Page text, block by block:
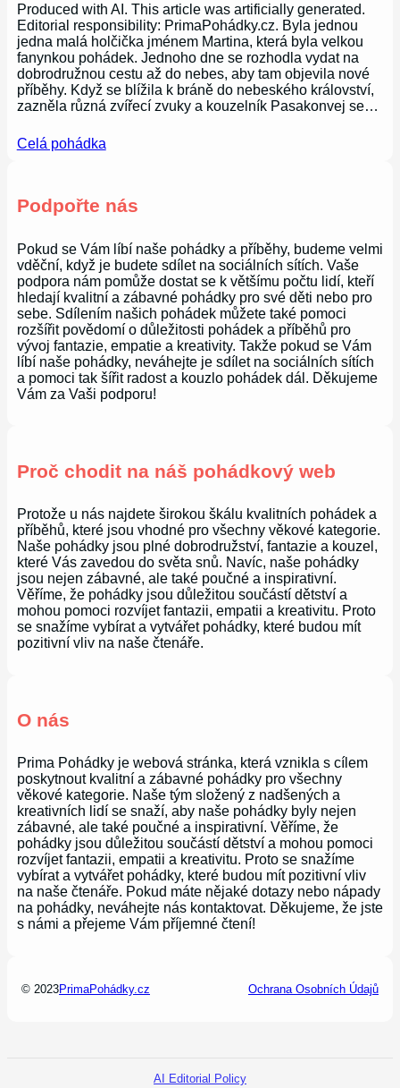
Produced with AI. This article was artificially generated.
Editorial responsibility: PrimaPohádky.cz. Byla jednou
jedna malá holčička jménem Martina, která byla velkou
fanynkou pohádek. Jednoho dne se rozhodla vydat na
dobrodružnou cestu až do nebes, aby tam objevila nové
příběhy. Když se blížila k bráně do nebeského království,
zazněla různá zvířecí zvuky a kouzelník Pasakonvej se…
Celá pohádka
Podpořte nás
Pokud se Vám líbí naše pohádky a příběhy, budeme velmi
vděční, když je budete sdílet na sociálních sítích. Vaše
podpora nám pomůže dostat se k většímu počtu lidí, kteří
hledají kvalitní a zábavné pohádky pro své děti nebo pro
sebe. Sdílením našich pohádek můžete také pomoci
rozšířit povědomí o důležitosti pohádek a příběhů pro
vývoj fantazie, empatie a kreativity. Takže pokud se Vám
líbí naše pohádky, neváhejte je sdílet na sociálních sítích
a pomoci tak šířit radost a kouzlo pohádek dál. Děkujeme
Vám za Vaši podporu!
Proč chodit na náš pohádkový web
Protože u nás najdete širokou škálu kvalitních pohádek a
příběhů, které jsou vhodné pro všechny věkové kategorie.
Naše pohádky jsou plné dobrodružství, fantazie a kouzel,
které Vás zavedou do světa snů. Navíc, naše pohádky
jsou nejen zábavné, ale také poučné a inspirativní.
Věříme, že pohádky jsou důležitou součástí dětství a
mohou pomoci rozvíjet fantazii, empatii a kreativitu. Proto
se snažíme vybírat a vytvářet pohádky, které budou mít
pozitivní vliv na naše čtenáře.
O nás
Prima Pohádky je webová stránka, která vznikla s cílem
poskytnout kvalitní a zábavné pohádky pro všechny
věkové kategorie. Naše tým složený z nadšených a
kreativních lidí se snaží, aby naše pohádky byly nejen
zábavné, ale také poučné a inspirativní. Věříme, že
pohádky jsou důležitou součástí dětství a mohou pomoci
rozvíjet fantazii, empatii a kreativitu. Proto se snažíme
vybírat a vytvářet pohádky, které budou mít pozitivní vliv
na naše čtenáře. Pokud máte nějaké dotazy nebo nápady
na pohádky, neváhejte nás kontaktovat. Děkujeme, že jste
s námi a přejeme Vám příjemné čtení!
© 2023PrimaPohádky.cz Ochrana Osobních Údajů
AI Editorial Policy